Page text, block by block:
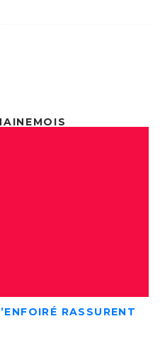
MOIS
RASSURENT